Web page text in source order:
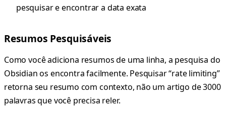
pesquisar e encontrar a data exata
Resumos Pesquisáveis
Como você adiciona resumos de uma linha, a pesquisa do
Obsidian os encontra facilmente. Pesquisar “rate limiting”
retorna seu resumo com contexto, não um artigo de 3000
palavras que você precisa reler.